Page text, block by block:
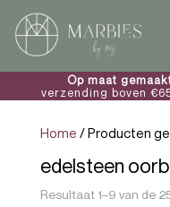
Op maat
verzending boven
Home / Producten
edelsteen
Resultaat 1–9 van de